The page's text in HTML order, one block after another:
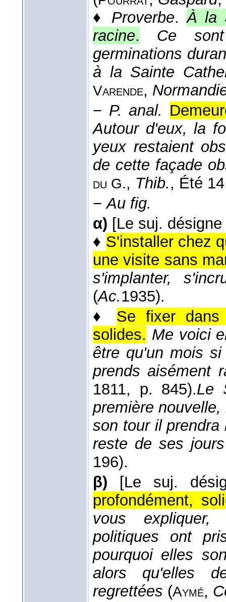
♦ Proverbe. À la
racine.
Ce
germinations
à la Sainte
Varende,
− P. anal.
Autour d'eux, la
yeux restaient
de cette façade
du G., Thib., Été 14
−Au fig.
α) [Le suj.
♦ S'installer chez
une visite sans
s'implanter,
(Ac.1935).
♦ Se fixer
solides. Me voici
être qu'un mois
prends aisément
1811, p. 845).Le
première
son tour il
reste de ses jours
196).
β)
[Le suj.
profondément,
vous
politiques ont
pourquoi elles
alors qu'elles
regrettées (Aymé,